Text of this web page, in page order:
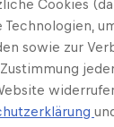
Cookies
sowie zur